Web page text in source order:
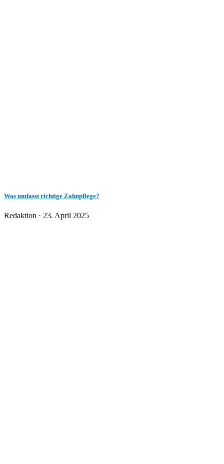
Was umfasst richtige Zahnpflege?
Redaktion · Veröffentlicht
23. April 2025